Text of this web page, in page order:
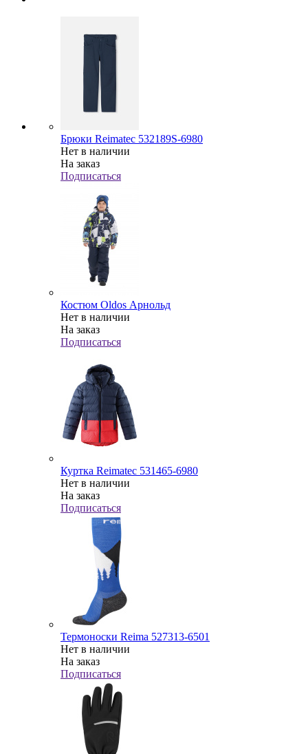
Брюки Reimatec 532189S-6980
Нет в наличии
На заказ
Подписаться
Костюм Oldos Арнольд
Нет в наличии
На заказ
Подписаться
Куртка Reimatec 531465-6980
Нет в наличии
На заказ
Подписаться
Термоноски Reima 527313-6501
Нет в наличии
На заказ
Подписаться